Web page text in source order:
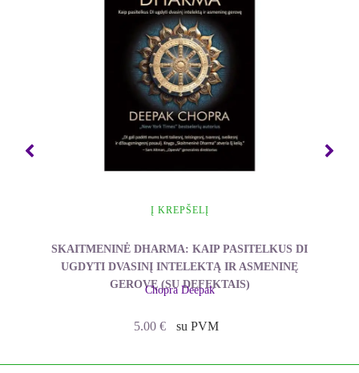
Į KREPŠELĮ
SKAITMENINĖ DHARMA: KAIP PASITELKUS DI
UGDYTI DVASINĮ INTELEKTĄ IR ASMENINĘ
GEROVĘ (SU DEFEKTAIS)
Chopra Deepak
5.00 € su PVM